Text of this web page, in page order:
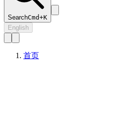
SearchCmd+K
English
首页